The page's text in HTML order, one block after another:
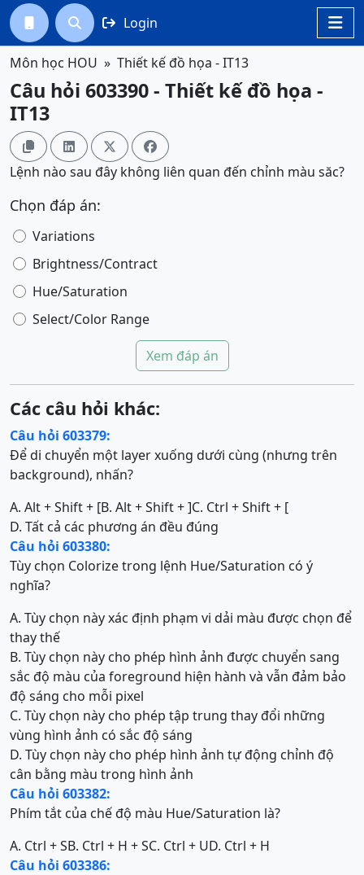

  Login
Môn học HOU Thiết kế đồ họa - IT13
Câu hỏi 603390 - Thiết kế đồ họa -
IT13
   
Lệnh nào sau đây không liên quan đến chỉnh màu săc?
Chọn đáp án:
Variations
Brightness/Contract
Hue/Saturation
Select/Color Range
Xem đáp án
Các câu hỏi khác:
Câu hỏi 603379:
Để di chuyển một layer xuống dưới cùng (nhưng trên
background), nhấn?
A. Alt + Shift + [B. Alt + Shift + ]C. Ctrl + Shift + [
D. Tất cả các phương án đều đúng
Câu hỏi 603380:
Tùy chọn Colorize trong lệnh Hue/Saturation có ý
nghĩa?
A. Tùy chọn này xác định phạm vi dải màu được chọn để
thay thế
B. Tùy chọn này cho phép hình ảnh được chuyển sang
sắc độ màu của foreground hiện hành và vẫn đảm bảo
độ sáng cho mỗi pixel
C. Tùy chọn này cho phép tập trung thay đổi những
vùng hình ảnh có sắc độ sáng
D. Tùy chọn này cho phép hình ảnh tự động chỉnh độ
cân bằng màu trong hình ảnh
Câu hỏi 603382:
Phím tắt của chế độ màu Hue/Saturation là?
A. Ctrl + SB. Ctrl + H + SC. Ctrl + UD. Ctrl + H
Câu hỏi 603386: